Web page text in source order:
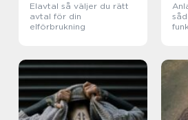
Elavtal så väljer du rätt
avtal för din
elförbrukning